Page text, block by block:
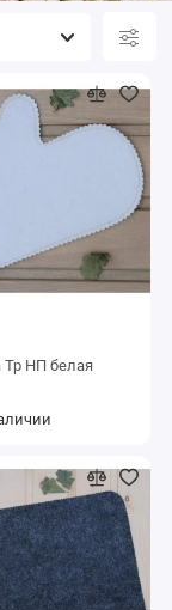
Тр НП белая